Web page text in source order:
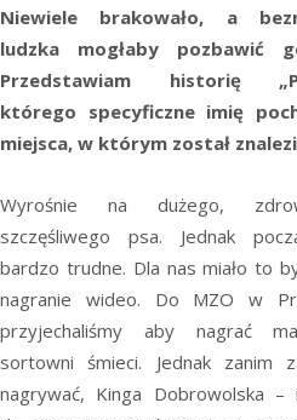
Niewiele brakowało, a
ludzka mogłaby pozbawić
Przedstawiam historię
którego specyficzne imię
miejsca, w którym został
Wyrośnie na dużego,
szczęśliwego psa. Jednak
bardzo trudne. Dla nas miało to
nagranie wideo. Do MZO w
przyjechaliśmy aby nagrać
sortowni śmieci. Jednak zanim
nagrywać, Kinga Dobrowolska –